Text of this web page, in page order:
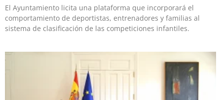
El Ayuntamiento licita una plataforma que incorporará el
comportamiento de deportistas, entrenadores y familias al
sistema de clasificación de las competiciones infantiles.